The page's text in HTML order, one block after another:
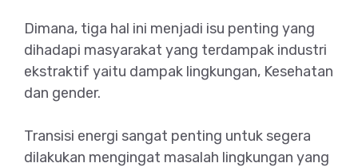
Dimana, tiga hal ini menjadi isu penting yang
dihadapi masyarakat yang terdampak industri
ekstraktif yaitu dampak lingkungan, Kesehatan
dan gender.
Transisi energi sangat penting untuk segera
dilakukan mengingat masalah lingkungan yang